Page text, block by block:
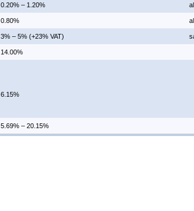
0.20% – 1.20%
0.80%
3% – 5% (+23% VAT)
14.00%
6.15%
5.69% – 20.15%